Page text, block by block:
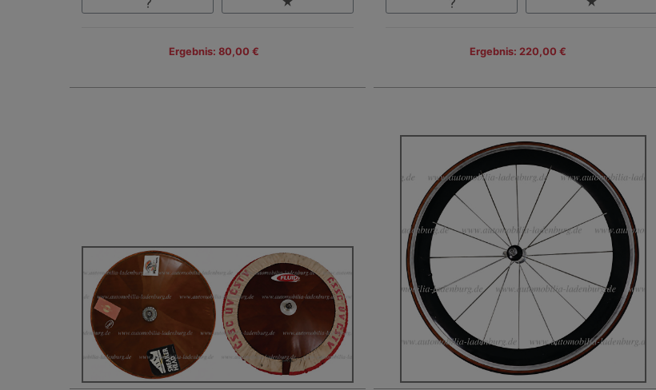
Ergebnis: 80,00 € Ergebnis: 220,00 €